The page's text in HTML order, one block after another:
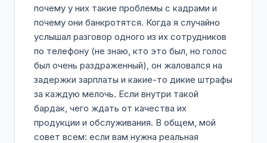
почему у них такие проблемы с кадрами и
почему они банкротятся. Когда я случайно
услышал разговор одного из их сотрудников
по телефону (не знаю, кто это был, но голос
был очень раздраженный), он жаловался на
задержки зарплаты и какие-то дикие штрафы
за каждую мелочь. Если внутри такой
бардак, чего ждать от качества их
продукции и обслуживания. В общем, мой
совет всем: если вам нужна реальная